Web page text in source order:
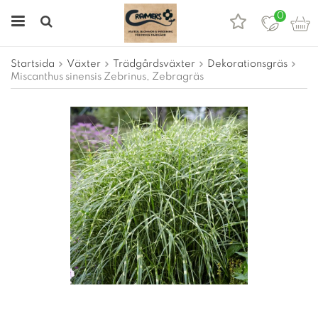
0
Startsida Växter Trädgårdsväxter
Dekorationsgräs
Miscanthus sinensis Zebrinus, Zebragräs